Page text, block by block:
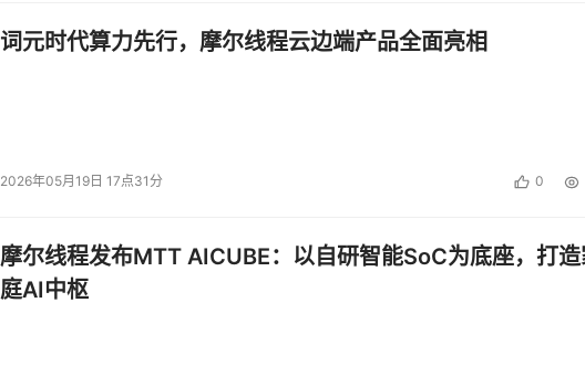
词元时代算力先行，摩尔线程云边端产品全面亮相
2026年05月19日 17点31分 0
摩尔线程发布MTT AICUBE：以自研智能SoC为底座，打
庭AI中枢